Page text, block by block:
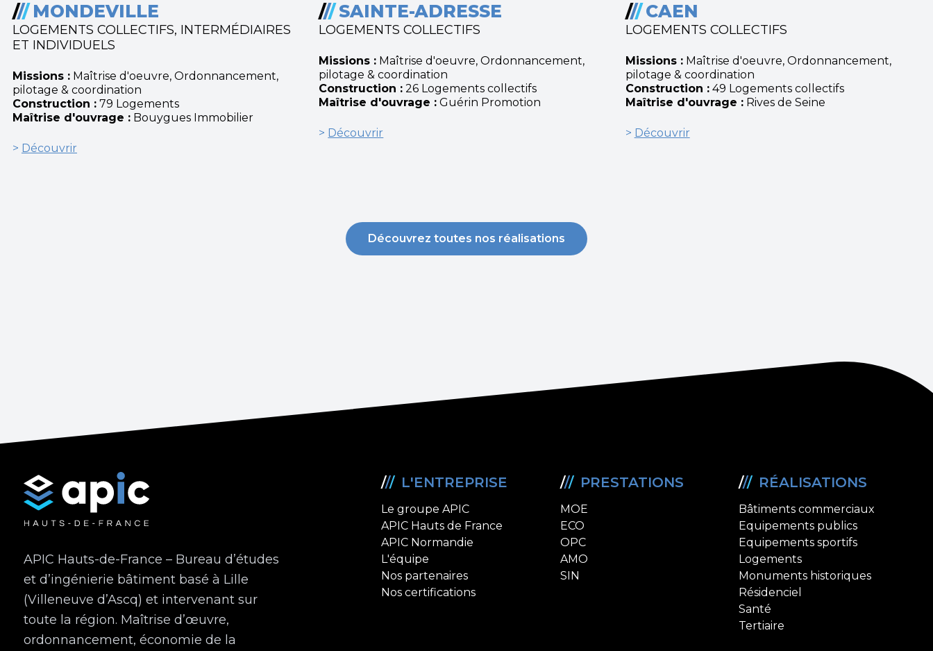
/// MONDEVILLE
LOGEMENTS COLLECTIFS, INTERMÉDIAIRES
ET INDIVIDUELS
Missions : Maîtrise d'oeuvre, Ordonnancement,
pilotage & coordination
Construction : 79 Logements
Maîtrise d'ouvrage : Bouygues Immobilier
> Découvrir
/// SAINTE-ADRESSE
LOGEMENTS COLLECTIFS
Missions : Maîtrise d'oeuvre, Ordonnancement,
pilotage & coordination
Construction : 26 Logements collectifs
Maîtrise d'ouvrage : Guérin Promotion
> Découvrir
/// CAEN
LOGEMENTS COLLECTIFS
Missions :Maîtrise d'oeuvre, Ordonnancement,
pilotage & coordination
Construction :49 Logements collectifs
Maîtrise d'ouvrage :Rives de Seine
> Découvrir
Découvrez toutes nos réalisations
APIC Hauts-de-France – Bureau d’études
et d’ingénierie bâtiment basé à Lille
(Villeneuve d’Ascq) et intervenant sur
toute la région. Maîtrise d’œuvre,
ordonnancement, économie de la
/// L'ENTREPRISE
Le groupe APIC
APIC Hauts de France
APIC Normandie
L'équipe
Nos partenaires
Nos certifications
/// PRESTATIONS
MOE
ECO
OPC
AMO
SIN
/// RÉALISATIONS
Bâtiments commerciaux
Equipements publics
Equipements sportifs
Logements
Monuments historiques
Résidenciel
Santé
Tertiaire